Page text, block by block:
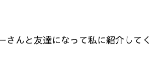
んと友達になって私に紹介してく